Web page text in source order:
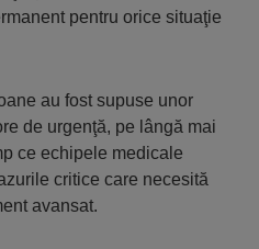
pentru orice situaţie
au fost supuse unor
de urgenţă, pe lângă mai
ce echipele medicale
critice care necesită
avansat.